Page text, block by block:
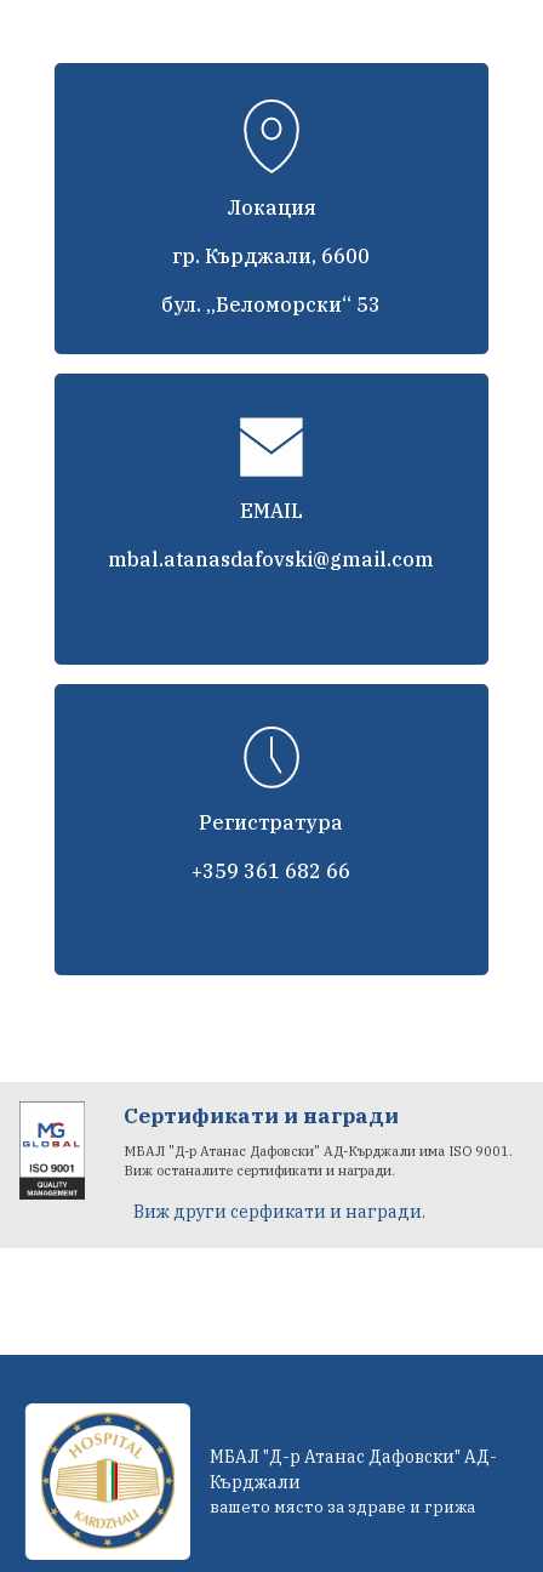
Локация
гр. Кърджали, 6600
бул. „Беломорски“ 53
EMAIL
mbal.atanasdafovski@gmail.com
Регистратура
+359 361 682 66
Сертификати и награди
МБАЛ "Д-р Атанас Дафовски" АД-Кърджали има ISO 9001.
Виж останалите сертификати и награди.
Виж други серфикати и награди.
МБАЛ "Д-р Атанас Дафовски" АД-
Кърджали
вашето място за здраве и грижа